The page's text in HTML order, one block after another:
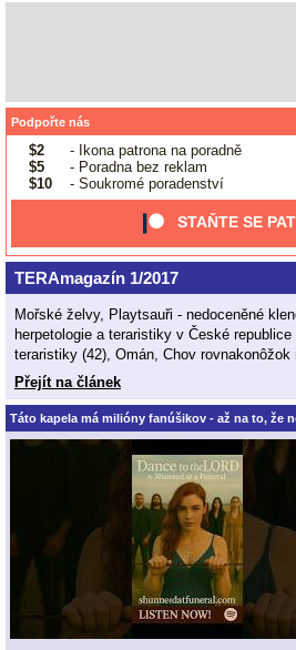
Podpořte nás
$2
- Ikona patrona na poradně
$5
- Poradna bez reklam
$10
- Soukromé poradenství
STAŇTE SE
TERAmagazín 1/2017
Mořské želvy, Playtsauři - nedoceněné
herpetologie a teraristiky v České
teraristiky (42), Omán, Chov rovnakonôžok
Přejít na článek
Táto kapela má milióny fanúšikov - až na to, že